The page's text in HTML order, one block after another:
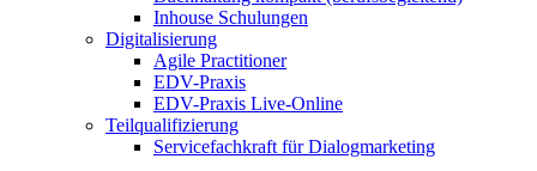
Inhouse Schulungen
Digitalisierung
Agile Practitioner
EDV-Praxis
EDV-Praxis Live-Online
Teilqualifizierung
Servicefachkraft für Dialogmarketing